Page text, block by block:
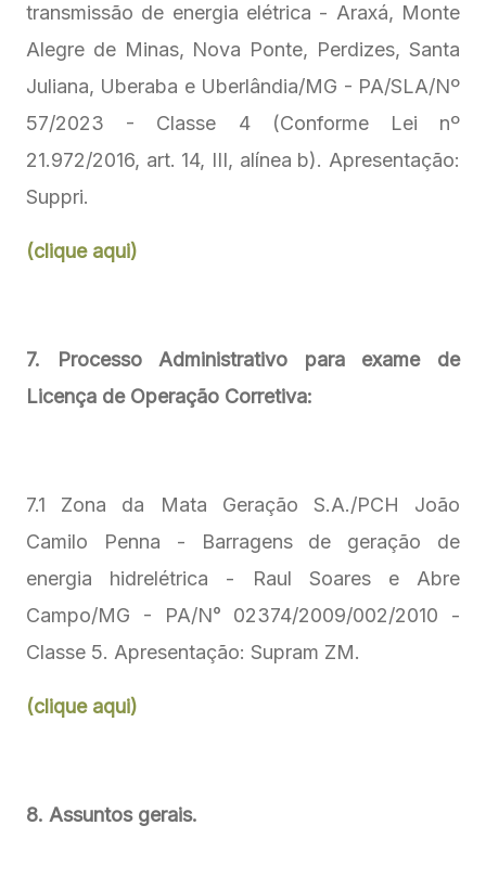
transmissão de energia elétrica - Araxá, Monte
Alegre de Minas, Nova Ponte, Perdizes, Santa
Juliana, Uberaba e Uberlândia/MG - PA/SLA/Nº
57/2023 - Classe 4 (Conforme Lei nº
21.972/2016, art. 14, III, alínea b). Apresentação:
Suppri.
(clique aqui)
7. Processo Administrativo para exame de
Licença de Operação Corretiva:
7.1 Zona da Mata Geração S.A./PCH João
Camilo Penna - Barragens de geração de
energia hidrelétrica - Raul Soares e Abre
Campo/MG - PA/N° 02374/2009/002/2010 -
Classe 5. Apresentação: Supram ZM.
(clique aqui)
8. Assuntos gerais.